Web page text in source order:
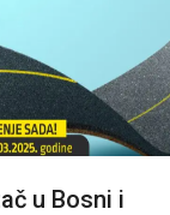
u Bosni i